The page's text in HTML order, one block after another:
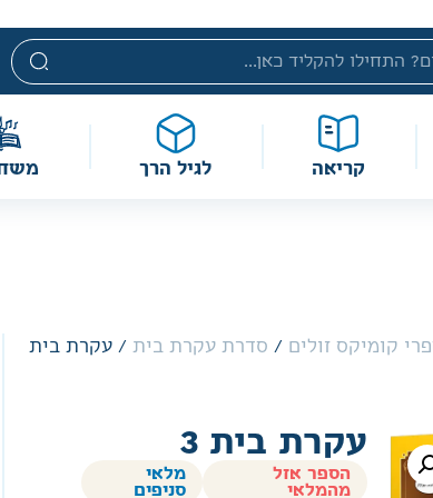
ומוזלים מהמחיר הקטלוגי. מחירים אלה ניתנים
מוגבלת
קריאה לגיל הרך
קומיקס זולים / סדרת עקרת בית / עקרת בית
עקרת בית 3
הספר אזל
מהמלאי
מלאי
סניפים